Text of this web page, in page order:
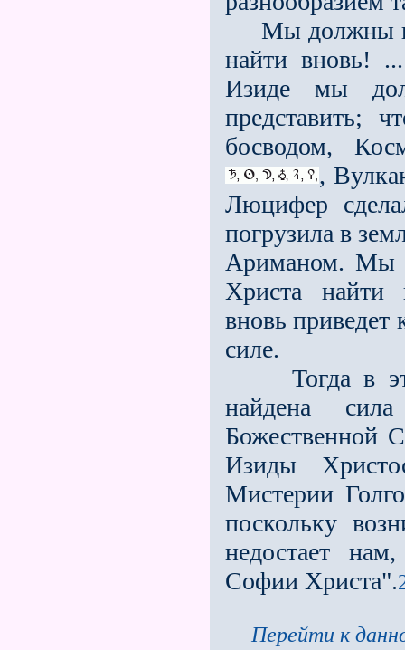
Мы должны
найти вновь!
Изиде мы
представить;
босводом,
,
Люцифер
погрузила в
Ариманом. Мы
Христа найти
вновь
силе.
Тогда в
найдена
Божественной
Изиды
Мистерии
поскольку
недостает
Софии Христа".
Перейти к